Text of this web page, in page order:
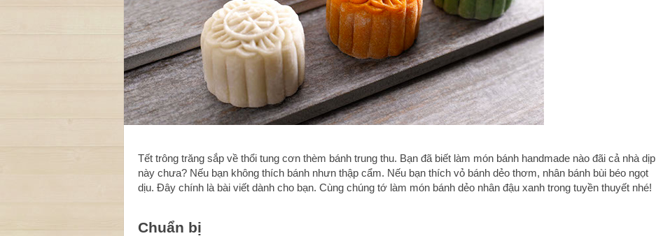
Tết trông trăng sắp về thổi tung cơn thèm bánh trung thu. Bạn đã biết làm món bánh handmade nào đãi cả nhà dịp
này chưa? Nếu bạn không thích bánh nhưn thập cẩm. Nếu bạn thích vỏ bánh dẻo thơm, nhân bánh bùi béo ngọt
dịu. Đây chính là bài viết dành cho bạn. Cùng chúng tớ làm món bánh dẻo nhân đậu xanh trong tuyền thuyết nhé!
Chuẩn bị